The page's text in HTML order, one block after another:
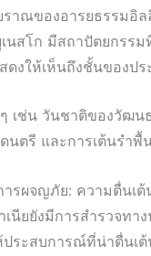
าณของอารยธรรมอิ
นสโก มีสถาปัตยกรร
ดงให้เห็นถึงชั้นของปร
เช่น วันชาติของวัฒ
นตรี และการเต้นรำพื้
รผจญภัย: ความตื่นเต้
นียยังมีการสำรวจทา
ระสบการณ์ที่น่าตื่นเ